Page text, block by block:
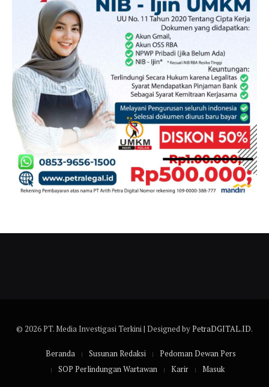
© 2026 PT. Media Investigasi Terkini | Designed byPetraDGITAL.ID.
Beranda Susunan Redaksi
Pedoman Dewan Pers
SOP Perlindungan Wartawan
Karir Masuk